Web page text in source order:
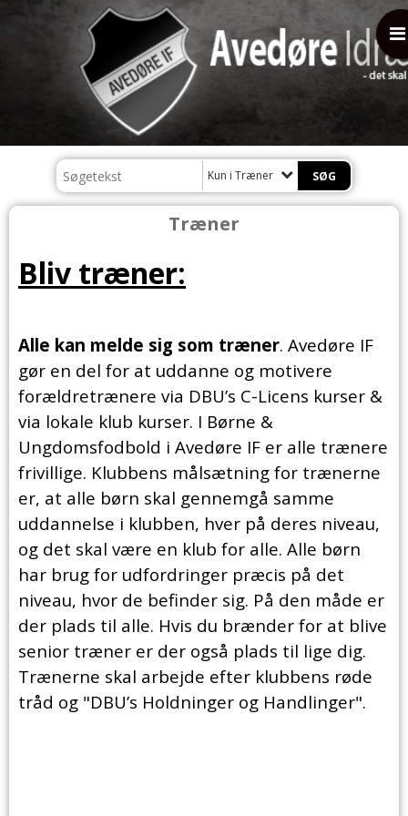
Kun i Træner
Træner
Bliv træner:
Alle kan melde sig som træner. Avedøre IF
gør en del for at uddanne og motivere
forældretrænere via DBU’s C-Licens kurser &
via lokale klub kurser. I Børne &
Ungdomsfodbold i Avedøre IF er alle trænere
frivillige. Klubbens målsætning for trænerne
er, at alle børn skal gennemgå samme
uddannelse i klubben, hver på deres niveau,
og det skal være en klub for alle. Alle børn
har brug for udfordringer præcis på det
niveau, hvor de befinder sig. På den måde er
der plads til alle. Hvis du brænder for at blive
senior træner er der også plads til lige dig.
Trænerne skal arbejde efter klubbens røde
tråd og "DBU’s Holdninger og Handlinger".